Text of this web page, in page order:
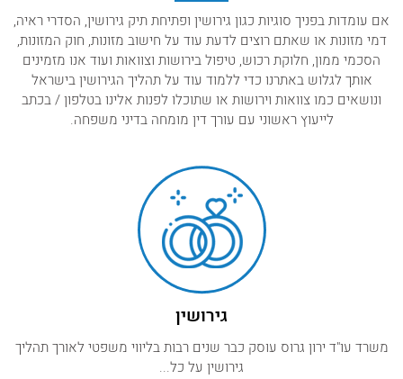
אם עומדות בפניך סוגיות כגון גירושין ופתיחת תיק גירושין, הסדרי ראיה,
דמי מזונות או שאתם רוצים לדעת עוד על חישוב מזונות, חוק המזונות,
הסכמי ממון, חלוקת רכוש, טיפול בירושות וצוואות ועוד אנו מזמינים
אותך לגלוש באתרנו כדי ללמוד עוד על תהליך הגירושין בישראל
ונושאים כמו צוואות וירושות או שתוכלו לפנות אלינו בטלפון / בכתב
לייעוץ ראשוני עם עורך דין מומחה בדיני משפחה.
גירושין
משרד עו"ד ירון גרוס עוסק כבר שנים רבות בליווי משפטי לאורך תהליך
גירושין על כל...